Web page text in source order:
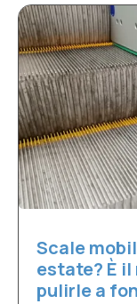
Scale
estate? È
pulirle a